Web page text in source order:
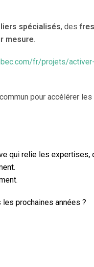
spécialisés, des
mesure.
fr/projets/
pour accélérer
qui relie les expertises,
prochaines années ?